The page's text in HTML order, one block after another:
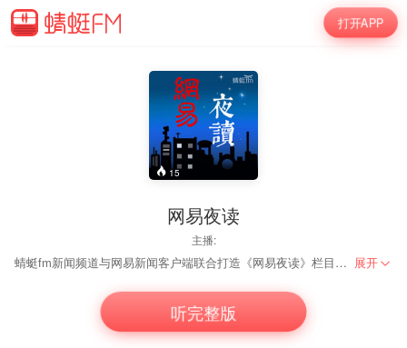
打开APP
15
网易夜读
主播:
蜻蜓fm新闻频道与网易新闻客户端联合打造《网易夜读》栏目，我们将为您播报最有态度的地球大小事儿。每晚十点十八更新，欢迎收听！ 展开
听完整版